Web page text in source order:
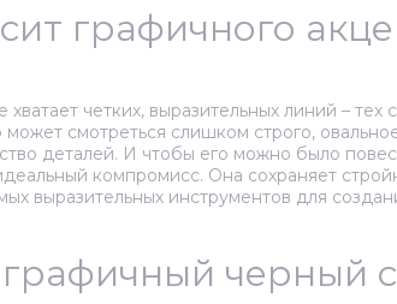
графичного
четких, выразительных линий –
смотреться слишком строго,
деталей. И чтобы его можно было
компромисс. Она сохраняет
выразительных инструментов для
графичный черный